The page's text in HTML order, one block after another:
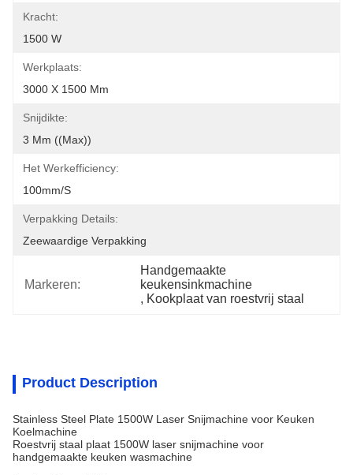
Kracht:
1500 W
Werkplaats:
3000 X 1500 Mm
Snijdikte:
3 Mm ((max))
Het Werkefficiency:
100mm/s
Verpakking Details:
Zeewaardige Verpakking
Markeren:
Handgemaakte
keukensinkmachine
, Kookplaat van roestvrij staal
Product Description
Stainless Steel Plate 1500W Laser Snijmachine voor Keuken
Koelmachine
Roestvrij staal plaat 1500W laser snijmachine voor
handgemaakte keuken wasmachine